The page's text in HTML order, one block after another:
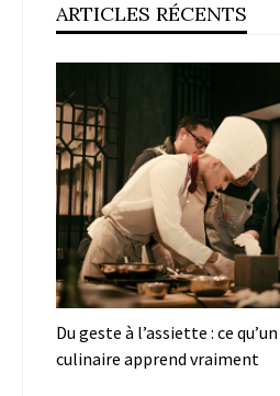
ARTICLES RÉCENTS
Du geste à l’assiette : ce
culinaire apprend vraiment